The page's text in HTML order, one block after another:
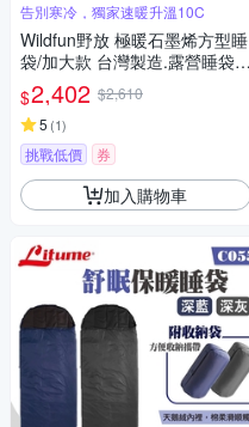
告別寒冷，獨家速暖升溫10C
Wildfun野放 極暖石墨烯方型睡
袋/加大款 台灣製造.露營睡袋
可拼接睡袋 保暖睡袋 科技棉睡
袋 單人睡袋
$2,402 $2,610
5 (1)
挑戰低價 券
加入購物車